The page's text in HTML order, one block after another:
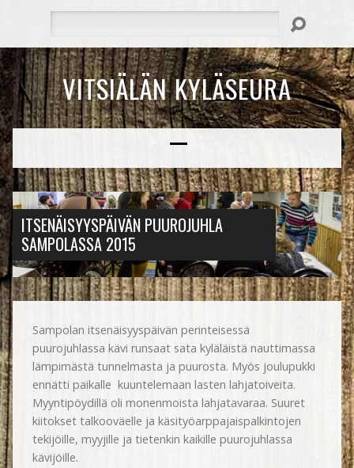
VITSIÄLÄN KYLÄSEURA
ITSENÄISYYSPÄIVÄN PUUROJUHLA
SAMPOLASSA 2015
Sampolan itsenäisyyspäivän perinteisessä
puurojuhlassa kävi runsaat sata kyläläistä nauttimassa
lämpimästä tunnelmasta ja puurosta. Myös joulupukki
ennätti paikalle kuuntelemaan lasten lahjatoiveita.
Myyntipöydillä oli monenmoista lahjatavaraa. Suuret
kiitokset talkooväelle ja käsityöarppajaispalkintojen
tekijöille, myyjille ja tietenkin kaikille puurojuhlassa
kävijöille.